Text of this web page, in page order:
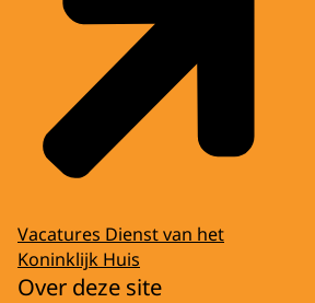
Vacatures Dienst van het
Koninklijk Huis
Over deze site